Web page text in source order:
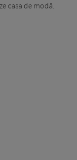
casa de modă.